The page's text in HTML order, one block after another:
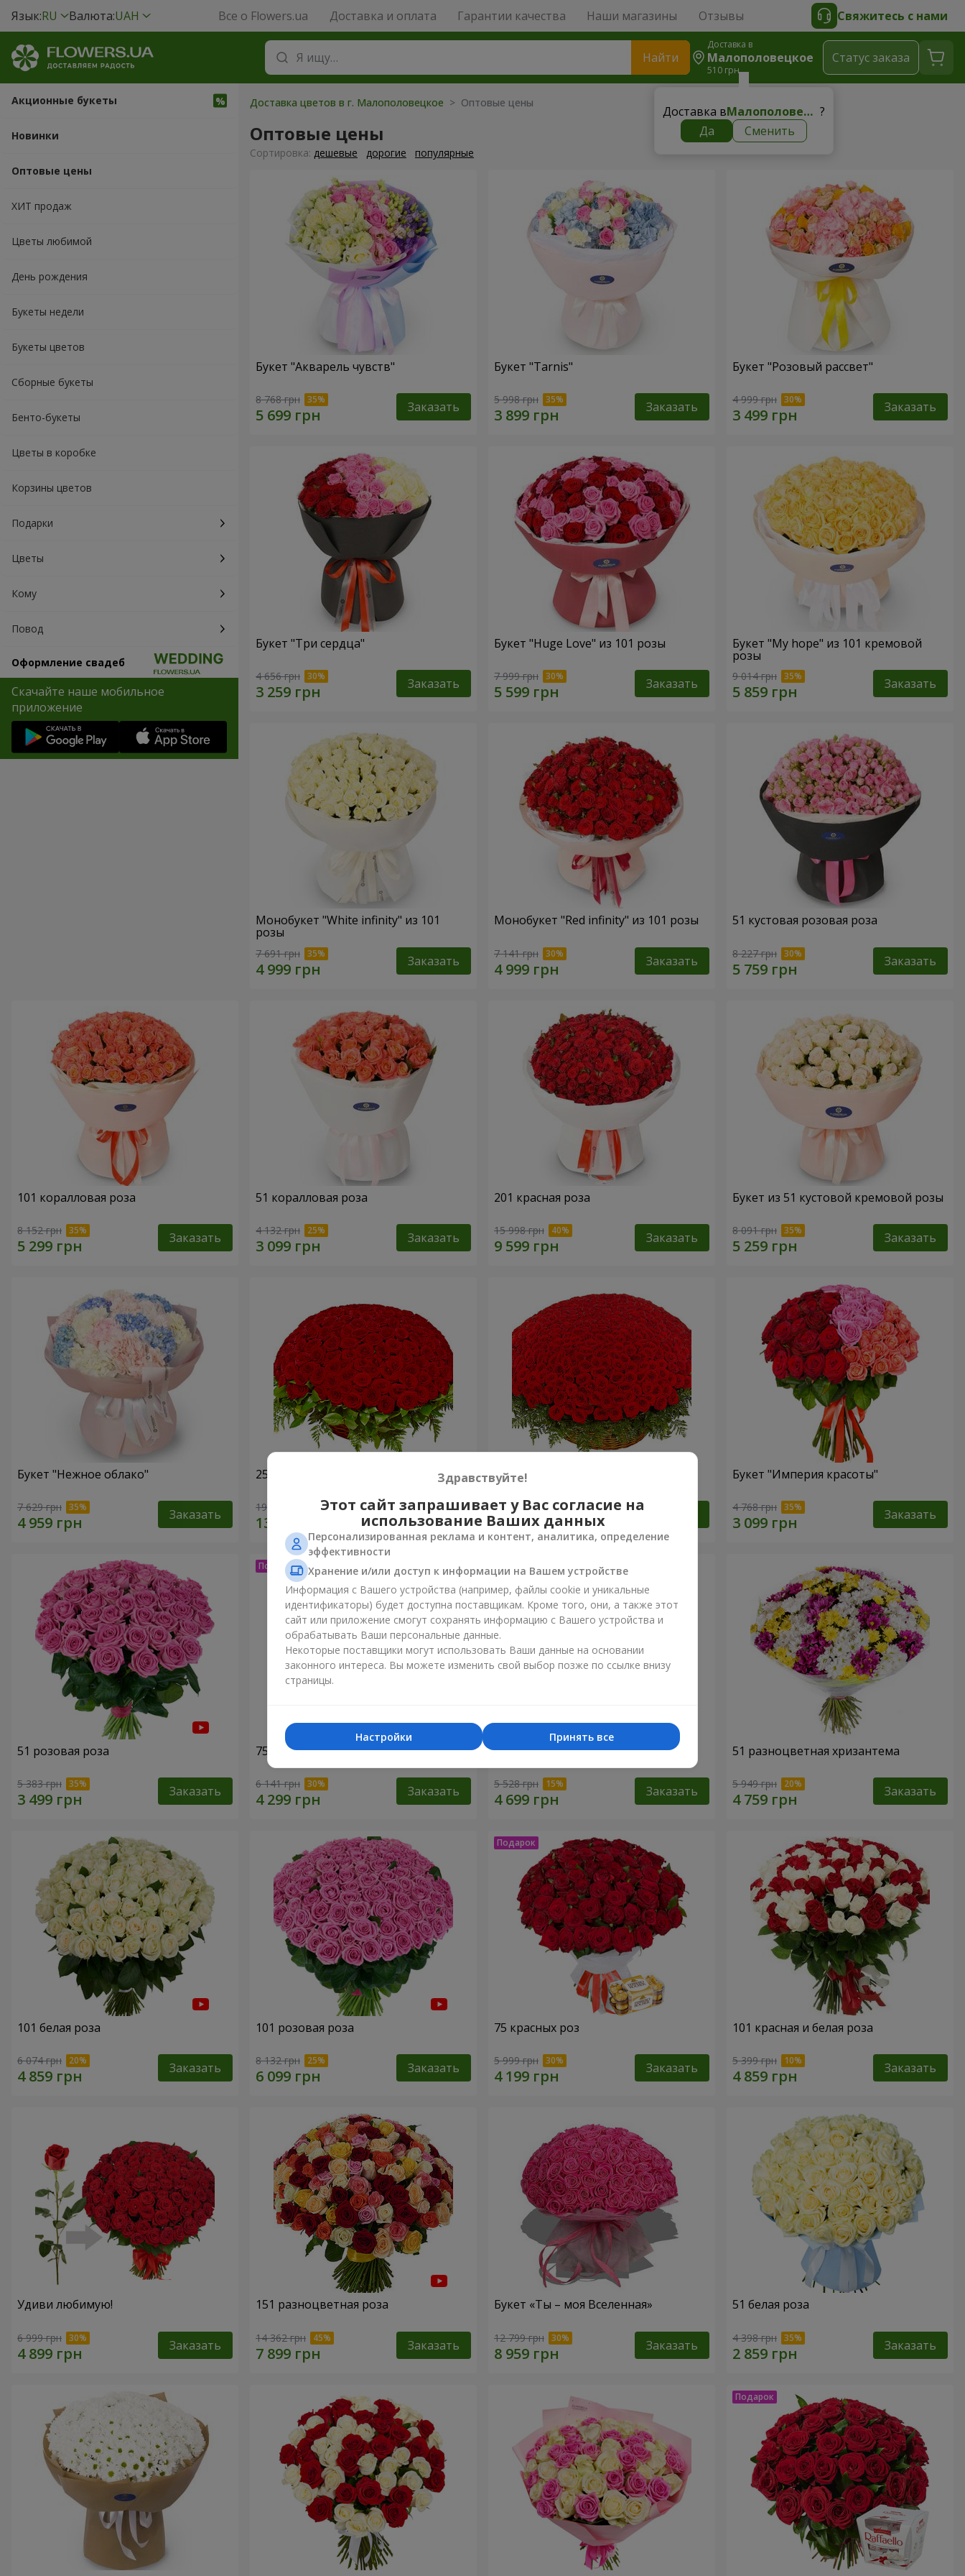
Язык:RU Валюта:UAH Все о Flowers.ua Доставка и оплата Гарантии качества Наши магазины Отзывы Свяжитесь с нами
Найти
Доставка в
Малополовецкое
510 грн
Доставка в Малополовецкое ?
Да
Сменить
Cтатус заказа
Акционные букеты
Новинки
Оптовые цены
ХИТ продаж
Цветы любимой
День рождения
Букеты недели
Букеты цветов
Сборные букеты
Бенто-букеты
Цветы в коробке
Корзины цветов
Подарки
Цветы
Кому
Повод
Оформление свадеб
Скачайте наше мобильное
приложение
Доставка цветов в г. Малополовецкое > Оптовые цены
Оптовые цены
Cортировка: дешевые дорогие популярные
Букет "Акварель чувств"
8 768 грн Заказать
Букет "Tarnis"
5 998 грн Заказать
Букет "Розовый рассвет"
4 999 грн Заказать
Букет "Три сердца"
4 656 грн Заказать
Букет "Huge Love" из 101 розы
7 999 грн Заказать
Букет "My hope" из 101 кремовой
розы
9 014 грн Заказать
Монобукет "White infinity" из 101
розы
7 691 грн Заказать
Монобукет "Red infinity" из 101 розы
7 141 грн Заказать
51 кустовая розовая роза
8 227 грн Заказать
101 коралловая роза
8 152 грн Заказать
51 коралловая роза
4 132 грн Заказать
201 красная роза
15 998 грн Заказать
Букет из 51 кустовой кремовой розы
8 091 грн Заказать
Букет "Нежное облако"
7 629 грн Заказать
251 красная роза
19 713 грн Заказать
501 красная роза
45 925 грн
Букет "Империя красоты"
4 768 грн Заказать
51 розовая роза
5 383 грн Заказать
75 белых роз
6 141 грн Заказать
51 белая хризантема
5 528 грн Заказать
51 разноцветная хризантема
5 949 грн Заказать
101 белая роза
6 074 грн Заказать
101 розовая роза
8 132 грн Заказать
75 красных роз
5 999 грн Заказать
101 красная и белая роза
5 399 грн Заказать
Удиви любимую!
6 999 грн Заказать
151 разноцветная роза
14 362 грн Заказать
Букет «Ты – моя Вселенная»
12 799 грн Заказать
51 белая роза
4 398 грн Заказать
Здравствуйте!
Этот сайт запрашивает у Вас согласие на
использование Ваших данных
Персонализированная реклама и контент, аналитика, определение
эффективности
Хранение и/или доступ к информации на Вашем устройстве
Информация с Вашего устройства (например, файлы cookie и уникальные
идентификаторы) будет доступна поставщикам. Кроме того, они, а также этот
сайт или приложение смогут сохранять информацию с Вашего устройства и
обрабатывать Ваши персональные данные.
Некоторые поставщики могут использовать Ваши данные на основании
законного интереса. Вы можете изменить свой выбор позже по ссылке внизу
страницы.
Принять все
Настройки